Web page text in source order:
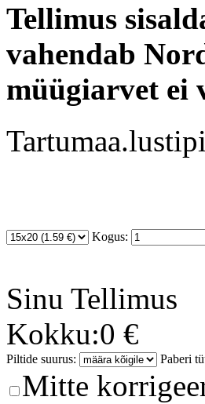
Tellimus
vahendab
müügiarvet ei
Kogus:
Sinu Tellimus
Kokku:0 €
Piltide suurus: Paberi
Mitte